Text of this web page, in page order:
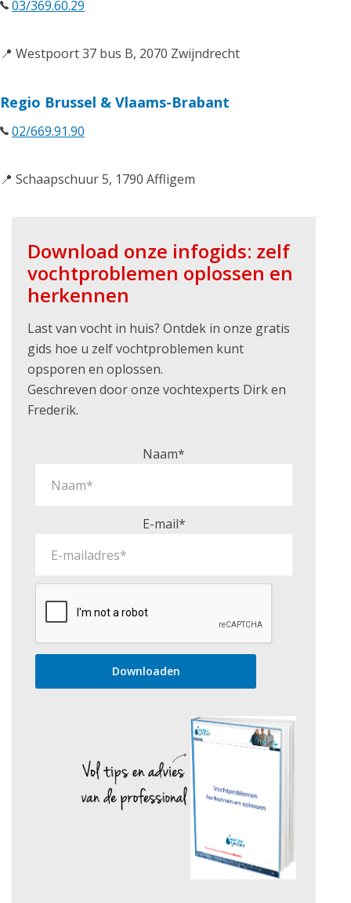
03/369.60.29
📍 Westpoort 37 bus B, 2070 Zwijndrecht
Regio Brussel & Vlaams-Brabant
02/669.91.90
📍 Schaapschuur 5, 1790 Affligem
Download onze infogids: zelf
vochtproblemen oplossen en
herkennen
Last van vocht in huis? Ontdek in onze gratis
gids hoe u zelf vochtproblemen kunt
opsporen en oplossen.
Geschreven door onze vochtexperts Dirk en
Frederik.
Naam*
E-mail*